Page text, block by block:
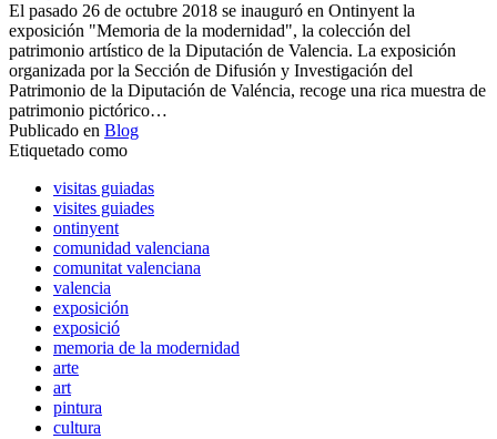
El pasado 26 de octubre 2018 se inauguró en Ontinyent la
exposición "Memoria de la modernidad", la colección del
patrimonio artístico de la Diputación de Valencia. La exposición
organizada por la Sección de Difusión y Investigación del
Patrimonio de la Diputación de Valéncia, recoge una rica muestra de
patrimonio pictórico…
Publicado en Blog
Etiquetado como
visitas guiadas
visites guiades
ontinyent
comunidad valenciana
comunitat valenciana
valencia
exposición
exposició
memoria de la modernidad
arte
art
pintura
cultura